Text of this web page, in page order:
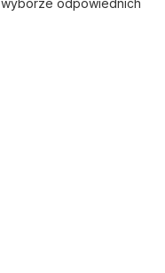
odpowiednich